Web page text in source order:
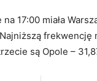
17:00 miała
frekwencję
są Opole –